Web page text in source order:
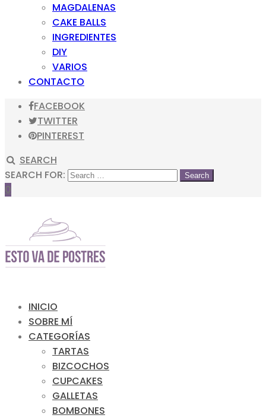
MAGDALENAS
CAKE BALLS
INGREDIENTES
DIY
VARIOS
CONTACTO
FACEBOOK
TWITTER
PINTEREST
SEARCH
SEARCH FOR:
0
INICIO
SOBRE MÍ
CATEGORÍAS
TARTAS
BIZCOCHOS
CUPCAKES
GALLETAS
BOMBONES